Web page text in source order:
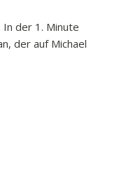
der 1. Minute
der auf Michael